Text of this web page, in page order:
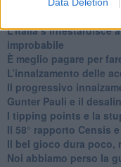
L’Italia s’intestardisce
improbabile
È meglio pagare per
​L’innalzamento delle
​Il progressivo
​Gunter Pauli e il
I tipping points e la
​Il 58° rapporto Censis
​Il bel gioco dura poco,
Noi abbiamo perso la